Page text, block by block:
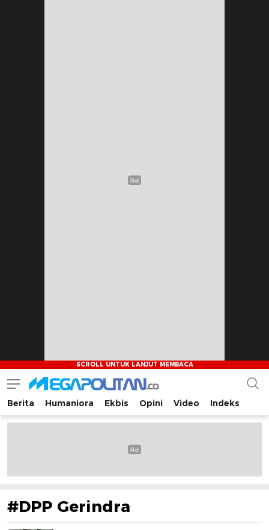
Megapolitan.co
Menyajikan berita-berita fakta bagi pembaca
Berita Humaniora Ekbis Opini Video Indeks
#DPP Gerindra